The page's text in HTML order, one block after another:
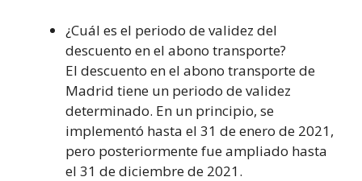
¿Cuál es el periodo de validez del
descuento en el abono transporte?
El descuento en el abono transporte de
Madrid tiene un periodo de validez
determinado. En un principio, se
implementó hasta el 31 de enero de 2021,
pero posteriormente fue ampliado hasta
el 31 de diciembre de 2021.